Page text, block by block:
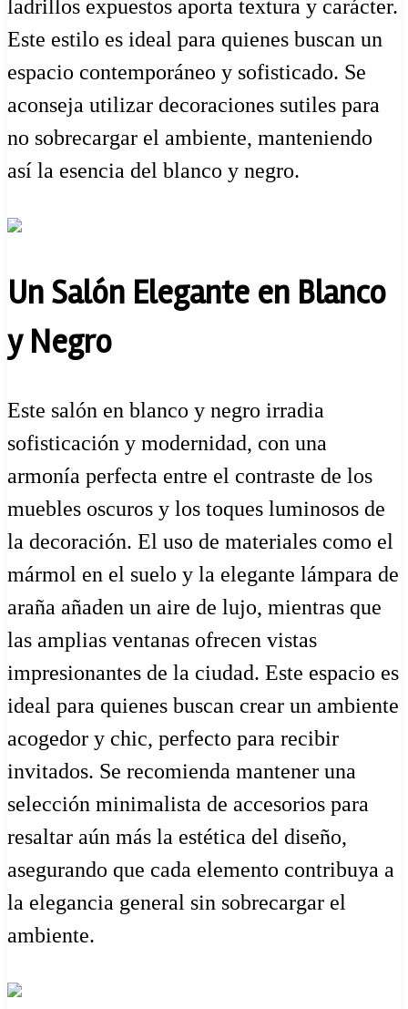
ladrillos expuestos aporta textura y carácter.
Este estilo es ideal para quienes buscan un
espacio contemporáneo y sofisticado. Se
aconseja utilizar decoraciones sutiles para
no sobrecargar el ambiente, manteniendo
así la esencia del blanco y negro.
Un Salón Elegante en Blanco
y Negro
Este salón en blanco y negro irradia
sofisticación y modernidad, con una
armonía perfecta entre el contraste de los
muebles oscuros y los toques luminosos de
la decoración. El uso de materiales como el
mármol en el suelo y la elegante lámpara de
araña añaden un aire de lujo, mientras que
las amplias ventanas ofrecen vistas
impresionantes de la ciudad. Este espacio es
ideal para quienes buscan crear un ambiente
acogedor y chic, perfecto para recibir
invitados. Se recomienda mantener una
selección minimalista de accesorios para
resaltar aún más la estética del diseño,
asegurando que cada elemento contribuya a
la elegancia general sin sobrecargar el
ambiente.